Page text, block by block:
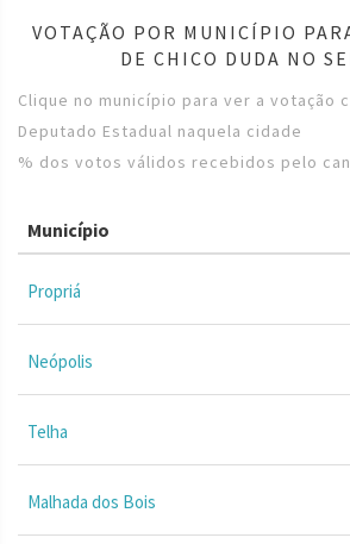
VOTAÇÃO POR MUNICÍPIO
DE CHICO DUDA NO
Clique no município para ver a votação
Deputado Estadual naquela cidade
% dos votos válidos recebidos pelo
Município
Propriá
Neópolis
Telha
Malhada dos Bois